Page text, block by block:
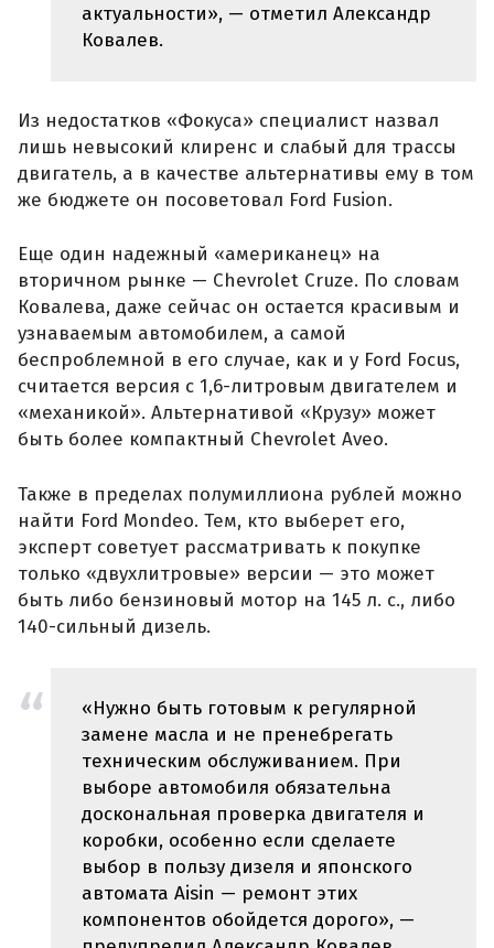
актуальности», — отметил Александр
Ковалев.
Из недостатков «Фокуса» специалист назвал
лишь невысокий клиренс и слабый для трассы
двигатель, а в качестве альтернативы ему в том
же бюджете он посоветовал Ford Fusion.
Еще один надежный «американец» на
вторичном рынке — Chevrolet Cruze. По словам
Ковалева, даже сейчас он остается красивым и
узнаваемым автомобилем, а самой
беспроблемной в его случае, как и у Ford Focus,
считается версия с 1,6-литровым двигателем и
«механикой». Альтернативой «Крузу» может
быть более компактный Chevrolet Aveo.
Также в пределах полумиллиона рублей можно
найти Ford Mondeo. Тем, кто выберет его,
эксперт советует рассматривать к покупке
только «двухлитровые» версии — это может
быть либо бензиновый мотор на 145 л. с., либо
140-сильный дизель.
«Нужно быть готовым к регулярной
замене масла и не пренебрегать
техническим обслуживанием. При
выборе автомобиля обязательна
доскональная проверка двигателя и
коробки, особенно если сделаете
выбор в пользу дизеля и японского
автомата Aisin — ремонт этих
компонентов обойдется дорого», —